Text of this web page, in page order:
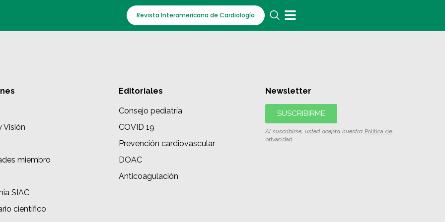
Revista Interamericana de Cardiología
Visión
miembro
SIAC
científico
Editoriales
Consejo pediatría
COVID 19
Prevención cardiovascular
DOAC
Anticoagulación
Newsletter
SUSCRIBIRME
Al suscribirse, usted acepta nuestra Política de
privacidad